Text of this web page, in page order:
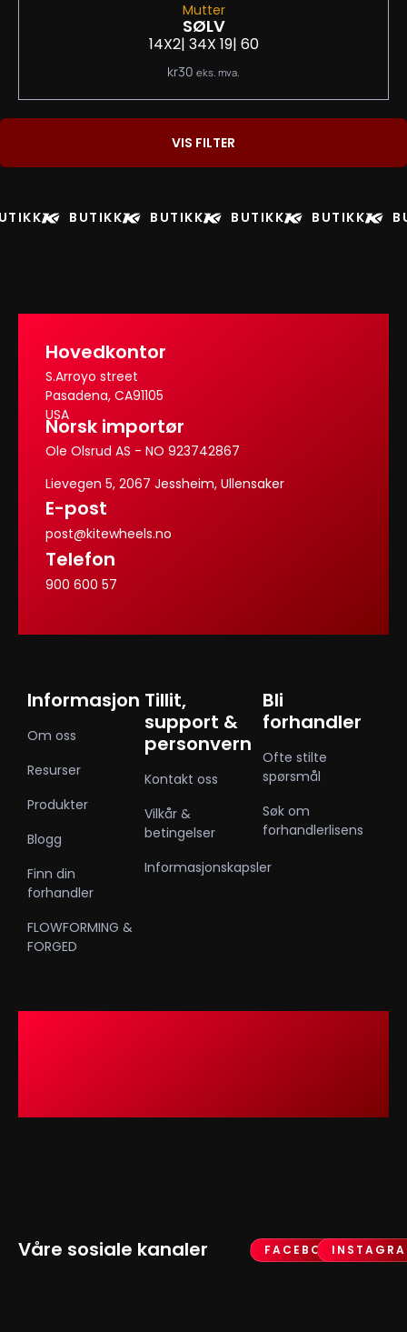
Mutter
SØLV
14X2| 34X 19| 60
kr30 eks. mva.
VIS FILTER
BUTIKK BUTIKK BUTIKK BUTIKK
Hovedkontor
S.Arroyo street
Pasadena, CA91105
USA
Norsk importør
Ole Olsrud AS - NO 923742867
Lievegen 5, 2067 Jessheim, Ullensaker
E-post
post@kitewheels.no
Telefon
900 600 57
Informasjon
Om oss
Resurser
Produkter
Blogg
Finn din
forhandler
FLOWFORMING &
FORGED
Tillit,
support &
personvern
Kontakt oss
Vilkår &
betingelser
Informasjonskapsler
Bli
forhandler
Ofte stilte
spørsmål
Søk om
forhandlerlisens
Våre sosiale kanaler FACEBOOK